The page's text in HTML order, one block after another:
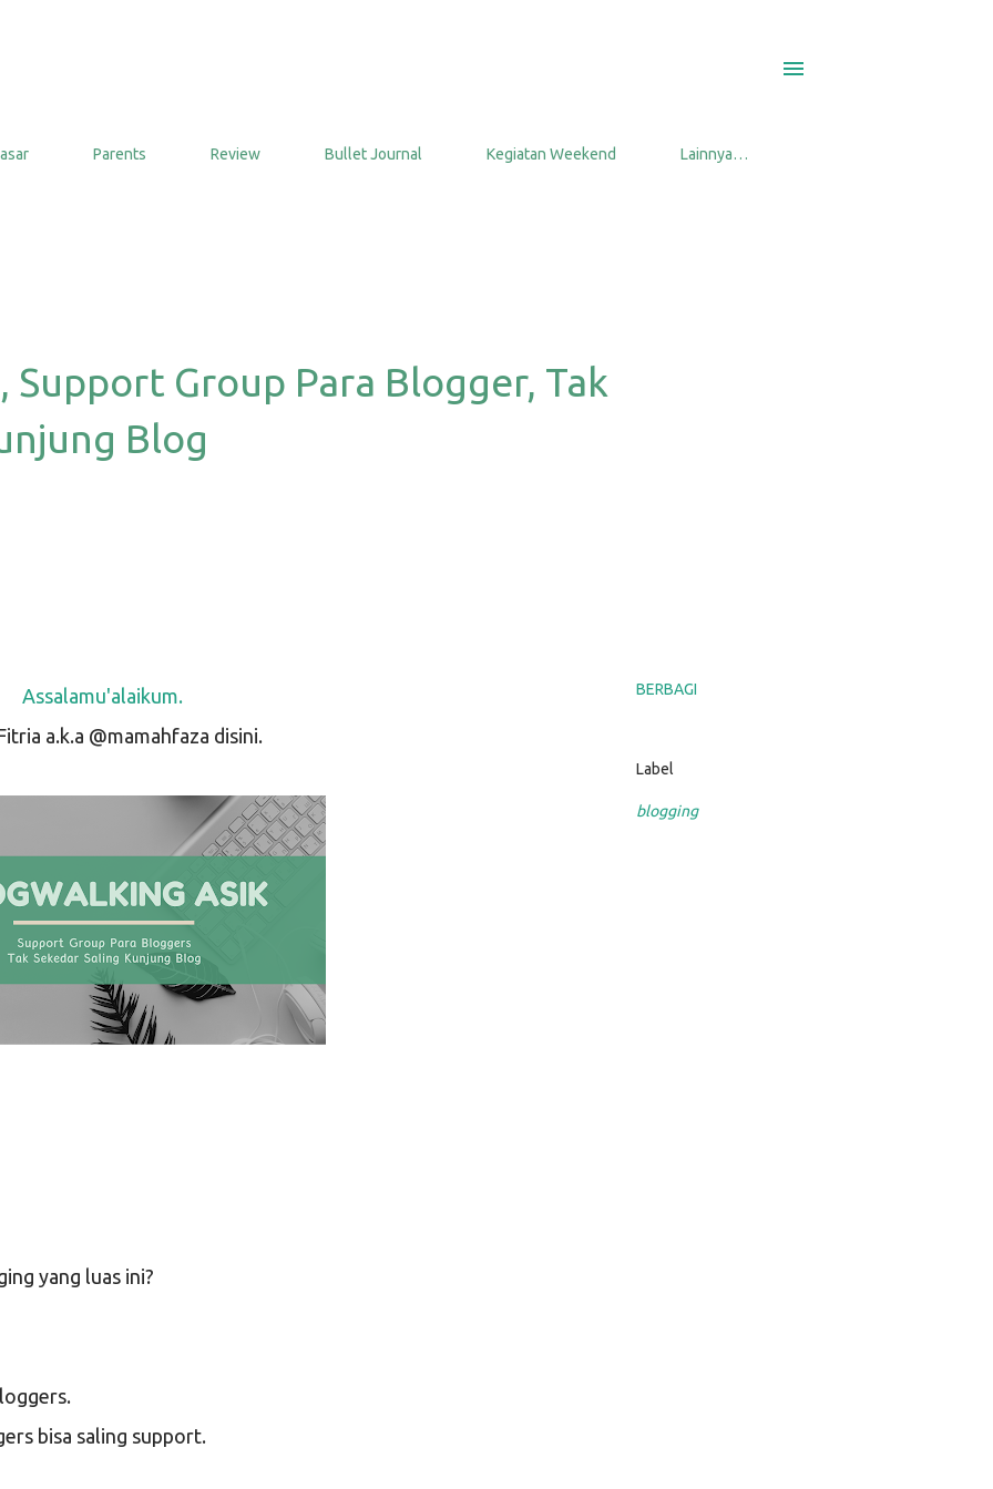
Parents Review Bullet Journal Kegiatan Weekend Lainnya…
Group Para Blogger, Tak
Blog
Assalamu'alaikum.
Fitria a.k.a @mamahfaza disini.
yang luas ini?
bisa saling support.
BERBAGI
Label
blogging